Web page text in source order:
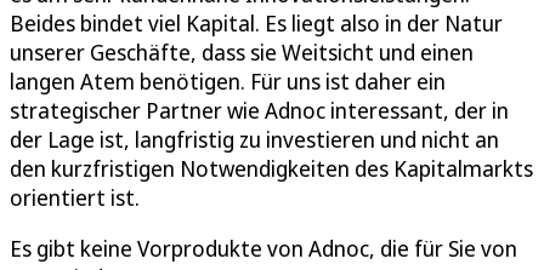
Beides bindet viel Kapital. Es liegt also in der Natur
unserer Geschäfte, dass sie Weitsicht und einen
langen Atem benötigen. Für uns ist daher ein
strategischer Partner wie Adnoc interessant, der in
der Lage ist, langfristig zu investieren und nicht an
den kurzfristigen Notwendigkeiten des Kapitalmarkts
orientiert ist.
Es gibt keine Vorprodukte von Adnoc, die für Sie von